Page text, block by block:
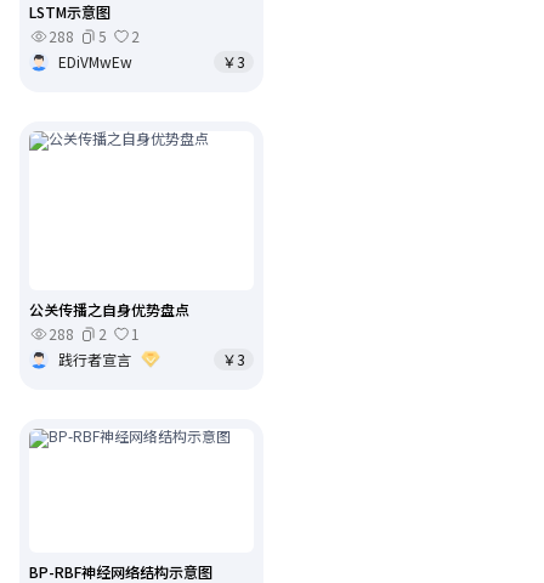
LSTM示意图
288
5
2
EDiVMwEw
￥3
公关传播之自身优势盘点
288
2
1
践行者宣言
￥3
BP-RBF神经网络结构示意图